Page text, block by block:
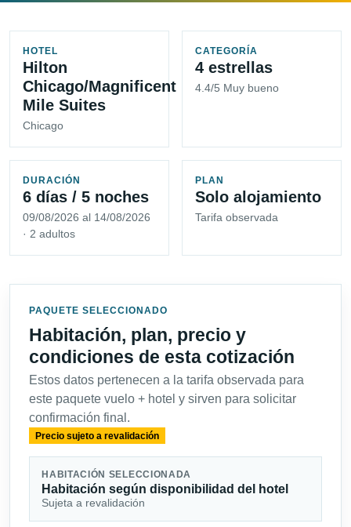
HOTEL
Hilton
Chicago/Magnificent
Mile Suites
Chicago
CATEGORÍA
4 estrellas
4.4/5 Muy bueno
DURACIÓN
6 días / 5 noches
09/08/2026 al 14/08/2026
· 2 adultos
PLAN
Solo alojamiento
Tarifa observada
PAQUETE SELECCIONADO
Habitación, plan, precio y
condiciones de esta cotización
Estos datos pertenecen a la tarifa observada para
este paquete vuelo + hotel y sirven para solicitar
confirmación final.
Precio sujeto a revalidación
HABITACIÓN SELECCIONADA
Habitación según disponibilidad del hotel
Sujeta a revalidación